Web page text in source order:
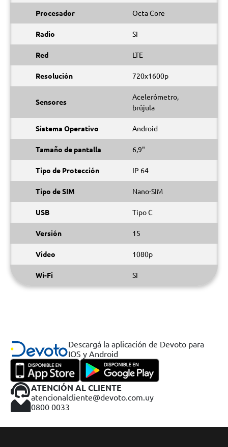
Procesador Octa Core
Radio SI
Red LTE
Resolución 720x1600p
Sensores
Acelerómetro,
brújula
Sistema Operativo Android
Tamaño de pantalla 6,9"
Tipo de Protección IP 64
Tipo de SIM Nano-SIM
USB Tipo C
Versión 15
Video 1080p
Wi-Fi SI
Descargá la aplicación de Devoto para
IOS y Android
ATENCIÓN AL CLIENTE
atencionalcliente@devoto.com.uy
0800 0033